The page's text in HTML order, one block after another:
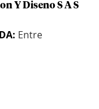
Y Diseno S A S
Entre